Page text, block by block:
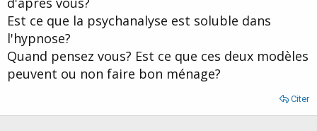
d
e
a
d
i
t
Est ce que la psychanalyse est soluble dans
l'hypnose?
Quand pensez vous? Est ce que ces deux modèles
peuvent ou non faire bon ménage?
Citer